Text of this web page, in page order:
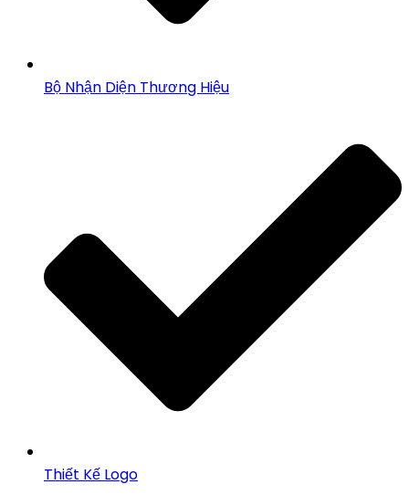
Bộ Nhận Diện Thương Hiệu
Thiết Kế Logo